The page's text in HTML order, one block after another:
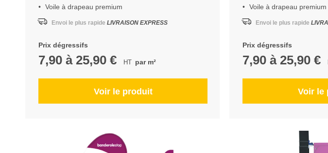
Voile à drapeau premium
Envoi le plus rapide LIVRAISON EXPRESS
Prix dégressifs
7,90 à 25,90 € par m²
Voir le produit
Voile à drapeau premium
Envoi le plus rapide
Prix dégressifs
7,90 à 25,90 €
Voir le